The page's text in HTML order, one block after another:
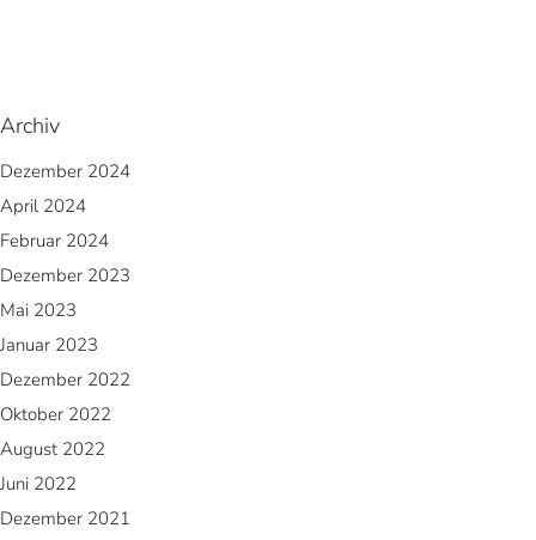
Archiv
Dezember 2024
April 2024
Februar 2024
Dezember 2023
Mai 2023
Januar 2023
Dezember 2022
Oktober 2022
August 2022
Juni 2022
Dezember 2021